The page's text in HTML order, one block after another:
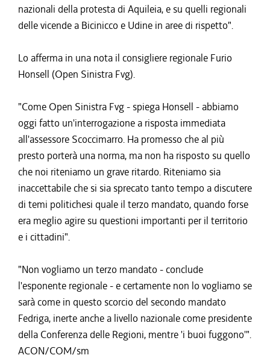
nazionali della protesta di Aquileia, e su quelli regionali
delle vicende a Bicinicco e Udine in aree di rispetto".
Lo afferma in una nota il consigliere regionale Furio
Honsell (Open Sinistra Fvg).
"Come Open Sinistra Fvg - spiega Honsell - abbiamo
oggi fatto un'interrogazione a risposta immediata
all'assessore Scoccimarro. Ha promesso che al più
presto porterà una norma, ma non ha risposto su quello
che noi riteniamo un grave ritardo. Riteniamo sia
inaccettabile che si sia sprecato tanto tempo a discutere
di temi politichesi quale il terzo mandato, quando forse
era meglio agire su questioni importanti per il territorio
e i cittadini".
"Non vogliamo un terzo mandato - conclude
l'esponente regionale - e certamente non lo vogliamo se
sarà come in questo scorcio del secondo mandato
Fedriga, inerte anche a livello nazionale come presidente
della Conferenza delle Regioni, mentre 'i buoi fuggono'".
ACON/COM/sm